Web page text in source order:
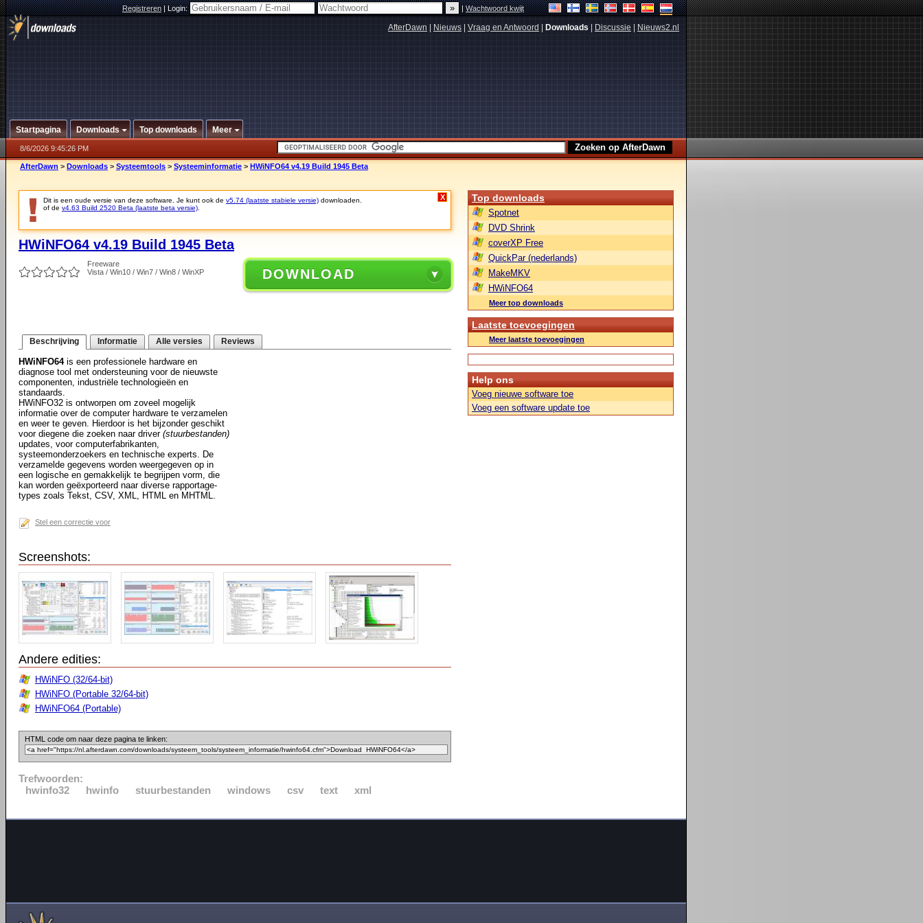
Registreren|Login: |Wachtwoord kwijt
AfterDawn Nieuws Vraag en Antwoord Downloads Discussie Nieuws2.nl
Startpagina Downloads Top downloads Meer
8/6/2026 9:45:26 PM
AfterDawn > Downloads > Systeemtools > Systeeminformatie > HWiNFO64 v4.19 Build 1945 Beta
Dit is een oude versie van deze software. Je kunt ook de v5.74 (laatste stabiele versie) downloaden.
of de v4.63 Build 2520 Beta (laatste beta versie)
X
HWiNFO64 v4.19 Build 1945 Beta
Freeware
Vista / Win10 / Win7 / Win8 / WinXP
DOWNLOAD
Beschrijving Informatie Alle versies Reviews
HWiNFO64is een professionele hardware en
diagnose tool met ondersteuning voor de nieuwste
componenten, industriële technologieën en
standaards.
HWiNFO32 is ontworpen om zoveel mogelijk
informatie over de computer hardware te verzamelen
en weer te geven. Hierdoor is het bijzonder geschikt
voor diegene die zoeken naar driver (stuurbestanden)
updates, voor computerfabrikanten,
systeemonderzoekers en technische experts. De
verzamelde gegevens worden weergegeven op in
een logische en gemakkelijk te begrijpen vorm, die
kan worden geëxporteerd naar diverse rapportage-
types zoals Tekst, CSV, XML, HTML en MHTML.
Stel een correctie voor
Screenshots:
Andere edities:
HWiNFO (32/64-bit)
HWiNFO (Portable 32/64-bit)
HWiNFO64 (Portable)
HTML code om naar deze pagina te linken:
Trefwoorden:
hwinfo32
hwinfo stuurbestanden windows csv text xml
Top downloads
Spotnet
DVD Shrink
coverXP Free
QuickPar (nederlands)
MakeMKV
HWiNFO64
Meer top downloads
Laatste toevoegingen
Meer laatste toevoegingen
Help ons
Voeg nieuwe software toe
Voeg een software update toe